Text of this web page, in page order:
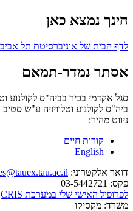
הינך נמצא כאן
לדף הבית של אוניברסיטת תל אביב
אסתר נמדר-תמאם
סגל אקדמי בכיר בביה"ס לקולנוע
ביה"ס לקולנוע וטלוויזיה ע"ש
ניווט מהיר:
קורות חיים
English
דואר אלקטרוני:
פקס:
לפרופיל האישי שלי במערכת CRIS
משרד: מקסיקו